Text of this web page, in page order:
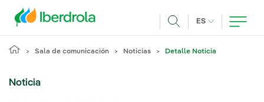
ES IDIOMA
Sala de comunicación Noticias Detalle Noticia
Noticia